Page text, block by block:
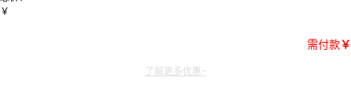
￥
需付款￥
了解更多优惠~